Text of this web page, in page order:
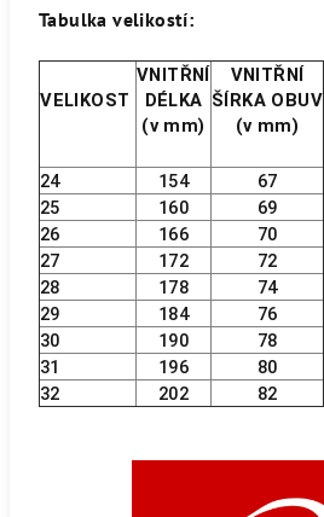
Tabulka velikostí:
VELIKOST
VNITŘNÍ
DÉLKA
(v mm)
VNITŘNÍ
ŠÍRKA OBUV
(v mm)
24 154
67
25
160
69
26
166
70
27
172
72
28
178
74
29
184
76
30
190
78
31
196
80
32
202 82